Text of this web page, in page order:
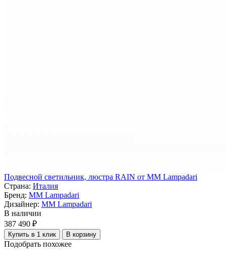
Подвесной светильник, люстра RAIN от MM Lampadari
Страна: Италия
Бренд: MM Lampadari
Дизайнер: MM Lampadari
В наличии
387 490 ₽
Купить в 1 клик В корзину
Подобрать похожее